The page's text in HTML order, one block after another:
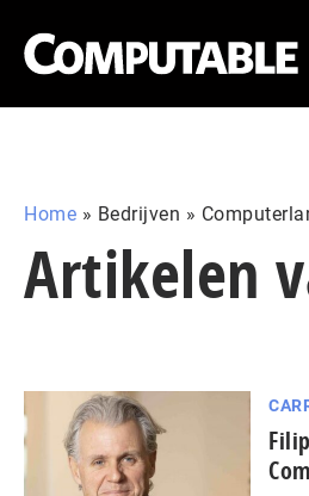
Home » Bedrijven »
Artikelen